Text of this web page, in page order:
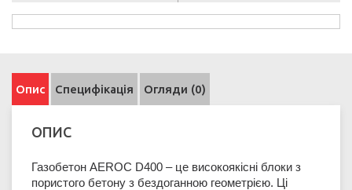
Опис Специфікація Огляди (0)
ОПИС
Газобетон AEROC D400 – це високоякісні блоки з
пористого бетону з бездоганною геометрією. Ці